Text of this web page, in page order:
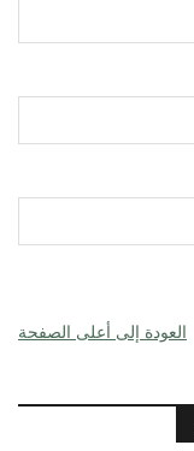
العودة إلى أعلى الصفحة